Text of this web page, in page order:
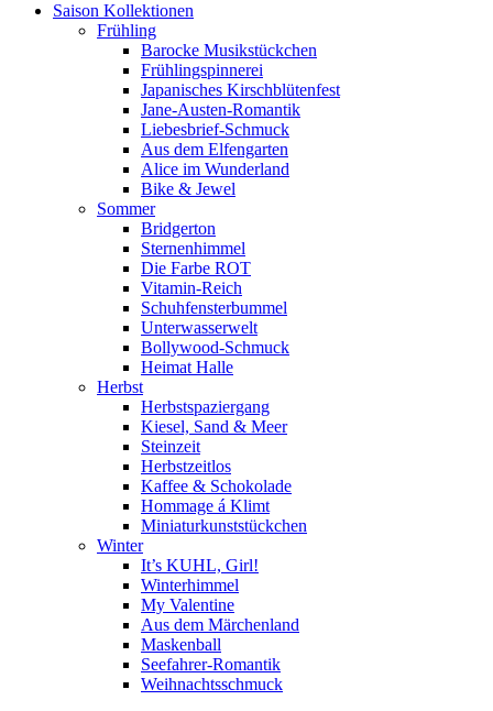
Saison Kollektionen
Frühling
Barocke Musikstückchen
Frühlingspinnerei
Japanisches Kirschblütenfest
Jane-Austen-Romantik
Liebesbrief-Schmuck
Aus dem Elfengarten
Alice im Wunderland
Bike & Jewel
Sommer
Bridgerton
Sternenhimmel
Die Farbe ROT
Vitamin-Reich
Schuhfensterbummel
Unterwasserwelt
Bollywood-Schmuck
Heimat Halle
Herbst
Herbstspaziergang
Kiesel, Sand & Meer
Steinzeit
Herbstzeitlos
Kaffee & Schokolade
Hommage á Klimt
Miniaturkunststückchen
Winter
It’s KUHL, Girl!
Winterhimmel
My Valentine
Aus dem Märchenland
Maskenball
Seefahrer-Romantik
Weihnachtsschmuck